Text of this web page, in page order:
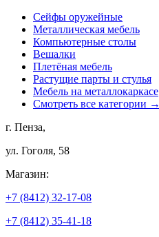
Сейфы оружейные
Металлическая мебель
Компьютерные столы
Вешалки
Плетёная мебель
Растущие парты и стулья
Мебель на металлокаркасе
Смотреть все категории →
г. Пенза,
ул. Гоголя, 58
Магазин:
+7 (8412) 32-17-08
+7 (8412) 35-41-18